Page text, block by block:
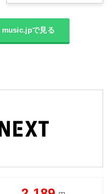
music.jpで見る